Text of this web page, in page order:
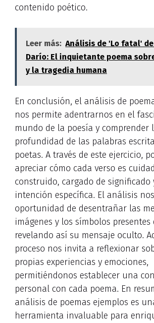
contenido poético.
Leer más: Análisis de 'Lo fatal' de
Darío: El inquietante poema
y la tragedia humana
En conclusión, el análisis de
nos permite adentrarnos en el
mundo de la poesía y comprender
profundidad de las palabras
poetas. A través de este ejercicio,
apreciar cómo cada verso es
construido, cargado de significado
intención específica. El análisis
oportunidad de desentrañar las
imágenes y los símbolos presentes
revelando así su mensaje oculto.
proceso nos invita a reflexionar
propias experiencias y emociones,
permitiéndonos establecer una
personal con cada poema. En
análisis de poemas ejemplos es
herramienta invaluable para